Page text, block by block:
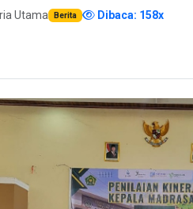
Utama Berita Dibaca: 158x